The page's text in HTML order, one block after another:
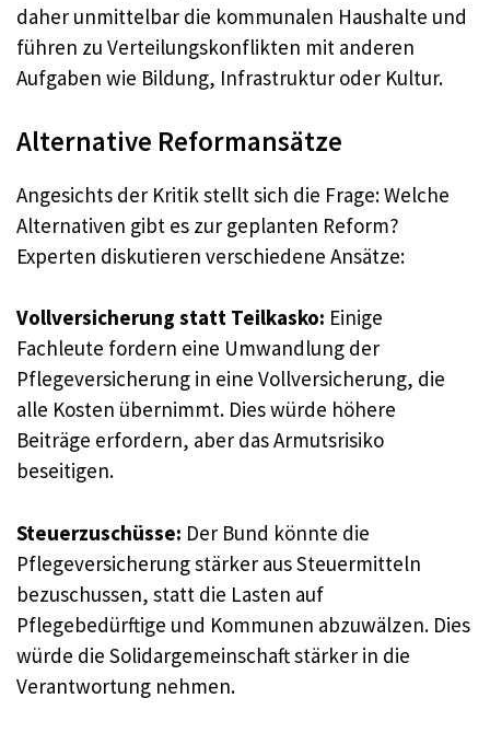
daher unmittelbar die kommunalen Haushalte und
führen zu Verteilungskonflikten mit anderen
Aufgaben wie Bildung, Infrastruktur oder Kultur.
Alternative Reformansätze
Angesichts der Kritik stellt sich die Frage: Welche
Alternativen gibt es zur geplanten Reform?
Experten diskutieren verschiedene Ansätze:
Vollversicherung statt Teilkasko: Einige
Fachleute fordern eine Umwandlung der
Pflegeversicherung in eine Vollversicherung, die
alle Kosten übernimmt. Dies würde höhere
Beiträge erfordern, aber das Armutsrisiko
beseitigen.
Steuerzuschüsse: Der Bund könnte die
Pflegeversicherung stärker aus Steuermitteln
bezuschussen, statt die Lasten auf
Pflegebedürftige und Kommunen abzuwälzen. Dies
würde die Solidargemeinschaft stärker in die
Verantwortung nehmen.